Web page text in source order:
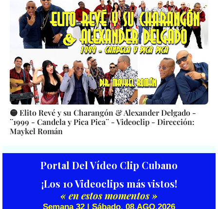
🟡 Elito Revé y su Charangón & Alexander Delgado -
¨1999 - Candela y Pica Pica¨ - Videoclip - Dirección:
Maykel Román
Portal Del Vídeo Clip Cubano
¡Los 10 Videoclips más vistos!
« en estos momentos »
Semana 32 | Sábado, 08.AGO.2026